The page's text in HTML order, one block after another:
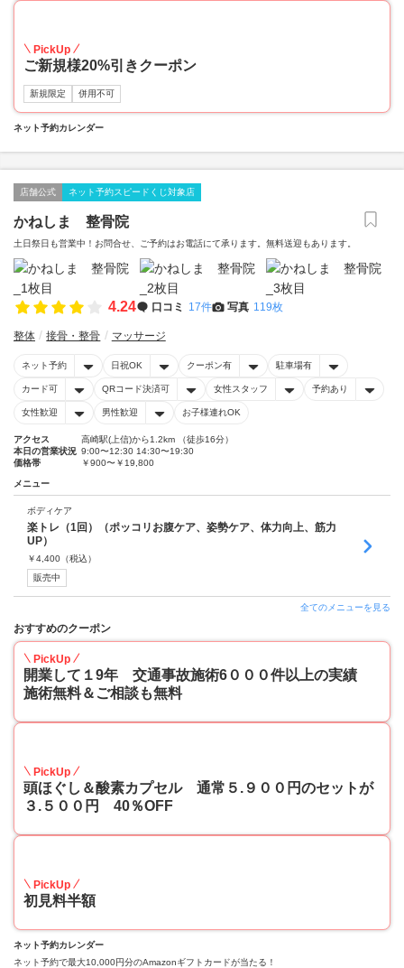
PickUp
ご新規様20%引きクーポン
新規限定 併用不可
ネット予約カレンダー
店舗公式 ネット予約スピードくじ対象店
かねしま 整骨院
土日祭日も営業中！お問合せ、ご予約はお電話にて承ります。無料送迎もあります。
4.24 口コミ 17件 写真 119枚
整体 接骨・整骨 マッサージ
ネット予約 日祝OK クーポン有 駐車場有
カード可 QRコード決済可 女性スタッフ 予約あり
女性歓迎 男性歓迎 お子様連れOK
アクセス
高崎駅(上信)から1.2km （徒歩16分）
本日の営業状況 9:00〜12:30 14:30〜19:30
価格帯
￥900〜￥19,800
メニュー
ボディケア
楽トレ（1回）（ポッコリお腹ケア、姿勢ケア、体力向上、筋力
UP）
￥4,400 （税込）
販売中
全てのメニューを見る
おすすめのクーポン
PickUp
開業して１9年 交通事故施術6０００件以上の実績
施術無料＆ご相談も無料
PickUp
頭ほぐし＆酸素カプセル 通常５.９００円のセットが
３.５００円 40％OFF
PickUp
初見料半額
ネット予約カレンダー
ネット予約で最大10,000円分のAmazonギフトカードが当たる！